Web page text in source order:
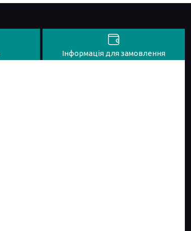
Інформація для замовлення